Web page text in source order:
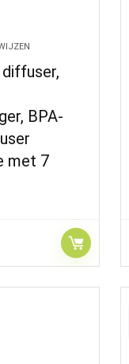
BPA-
met 7